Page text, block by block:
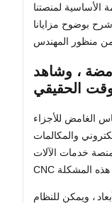
الأساسية لمنصتنا
بوضوح مزايانا
، وشاهد
الحقيقي
الغامض للأجزاء
والمكالمات
منصة خدمات الآلات
، ويمكن للنظام